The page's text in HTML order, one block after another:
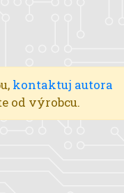
kontaktuj autora
od výrobcu.